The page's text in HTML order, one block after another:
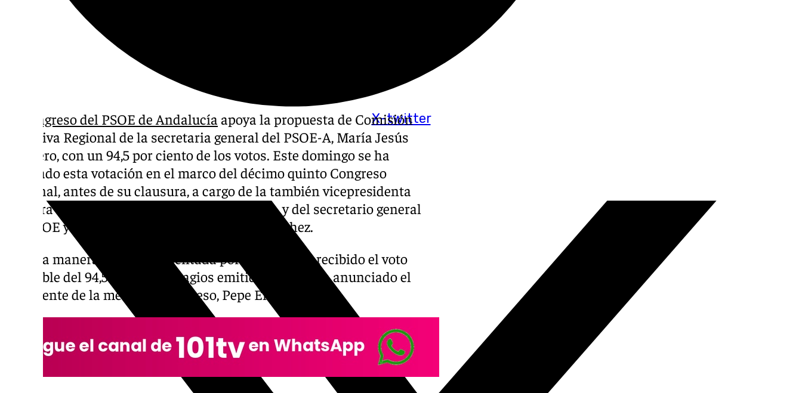
X-twitter
Congreso del PSOE de Andalucía apoya la propuesta de Comisión
Ejecutiva Regional de la secretaria general del PSOE-A, María Jesús
Montero, con un 94,5 por ciento de los votos. Este domingo se ha
realizado esta votación en el marco del décimo quinto Congreso
Regional, antes de su clausura, a cargo de la también vicepresidenta
primera del Gobierno y ministra de Hacienda, y del secretario general
del PSOE y presidente del Gobierno, Pedro Sánchez.
De esta manera, la lista presentada por Montero ha recibido el voto
favorable del 94,5% de los sufragios emitidos, según ha anunciado el
presidente de la mesa del Congreso, Pepe Entrena.